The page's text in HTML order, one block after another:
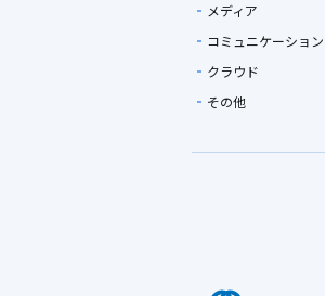
メディア
コミュニケーション
クラウド
その他